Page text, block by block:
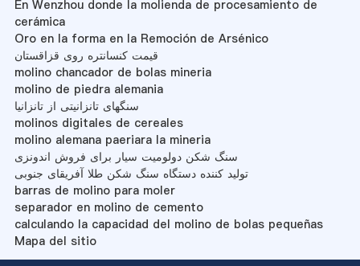
En Wenzhou donde la molienda de procesamiento de
cerámica
Oro en la forma en la Remoción de Arsénico
قیمت کنسانتره روی قزاقستان
molino chancador de bolas mineria
molino de piedra alemania
سنگهای تانزانیتی از تانزانیا
molinos digitales de cereales
molino alemana paeriara la mineria
سنگ شکن دولومیت سیار برای فروش اندونزی
تولید کننده دستگاه سنگ شکن طلا آفریقای جنوبی
barras de molino para moler
separador en molino de cemento
calculando la capacidad del molino de bolas pequeñas
Mapa del sitio